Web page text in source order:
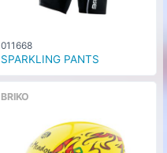
011668
SPARKLING PANTS
BRIKO